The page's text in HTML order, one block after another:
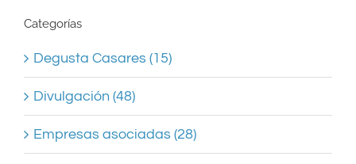
Categorías
Degusta Casares (15)
Divulgación (48)
Empresas asociadas (28)